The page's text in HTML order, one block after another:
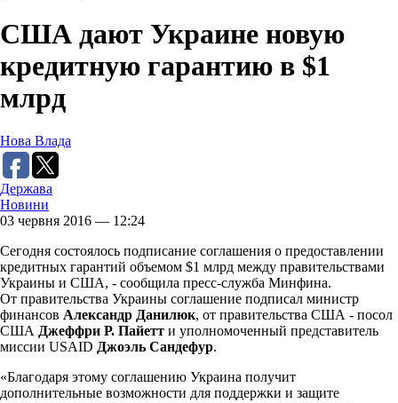
США дают Украине новую
кредитную гарантию в $1
млрд
Нова Влада
Держава
Новини
03 червня 2016 — 12:24
Сегодня состоялось подписание соглашения о предоставлении
кредитных гарантий объемом $1 млрд между правительствами
Украины и США, - сообщила пресс-служба Минфина.
От правительства Украины соглашение подписал министр
финансов Александр Данилюк, от правительства США - посол
США Джеффри Р. Пайетт и уполномоченный представитель
миссии USAID Джоэль Сандефур.
«Благодаря этому соглашению Украина получит
дополнительные возможности для поддержки и защите